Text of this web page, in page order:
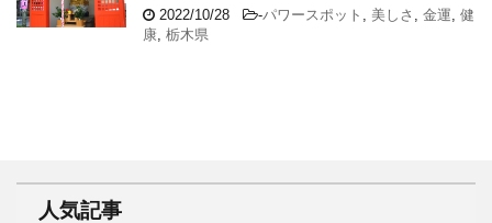
2022/10/28 -パワースポット 美しさ 金運 健
康 栃木県
人気記事